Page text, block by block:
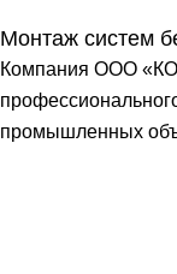
Монтаж систем
Компания ООО
промышленных